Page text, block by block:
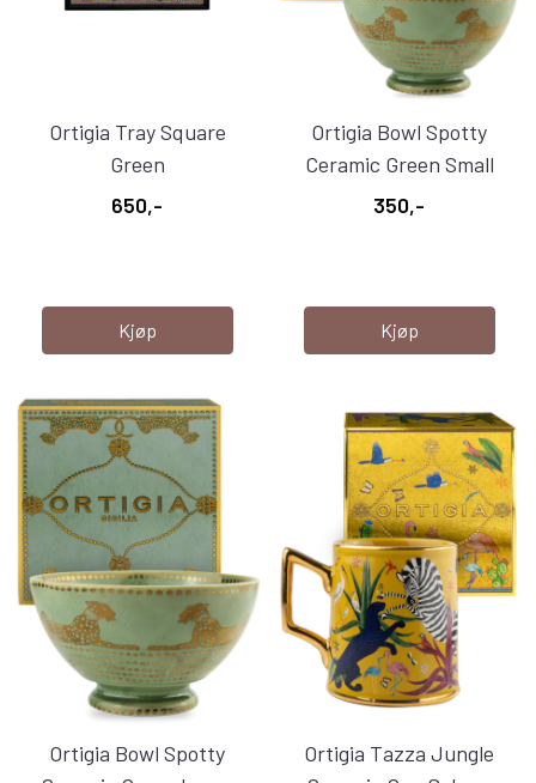
Ortigia Tray Square
Green
650,-
Kjøp
Ortigia Bowl Spotty
Ceramic Green Small
350,-
Kjøp
Ortigia Bowl Spotty
Ortigia Tazza Jungle